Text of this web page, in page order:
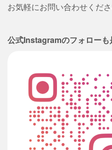
お気軽にお問い合わせくだ
公式Instagramのフォロー